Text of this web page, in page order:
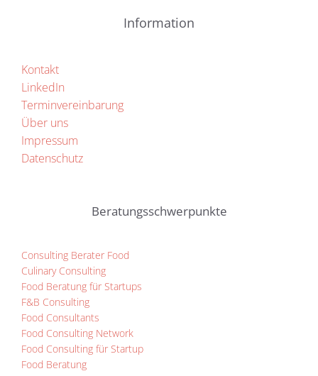
Information
Kontakt
LinkedIn
Terminvereinbarung
Über uns
Impressum
Datenschutz
Beratungsschwerpunkte
Consulting Berater Food
Culinary Consulting
Food Beratung für Startups
F&B Consulting
Food Consultants
Food Consulting Network
Food Consulting für Startup
Food Beratung